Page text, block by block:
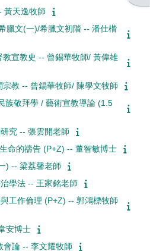
黃天逸牧師
臘文(一)/希臘文初階 -- 潘仕楷
宣教史 -- 曾錫華牧師/ 黃偉雄
教 -- 曾錫華牧師/ 陳學文牧師
族敬拜學 / 藝術宣教導論 (1.5
究 -- 張雲開老師
命的禱告 (P+Z) -- 董智敏博士
) -- 梁荔馨老師
學法 -- 王家銘老師
工作倫理 (P+Z) -- 郭鴻標牧師
安博士
會論 -- 李文耀牧師